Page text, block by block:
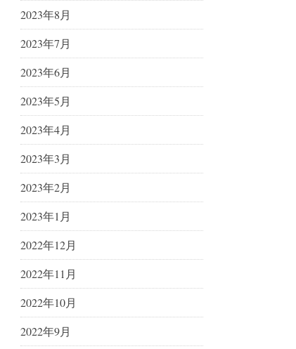
2023年8月
2023年7月
2023年6月
2023年5月
2023年4月
2023年3月
2023年2月
2023年1月
2022年12月
2022年11月
2022年10月
2022年9月